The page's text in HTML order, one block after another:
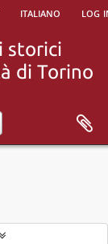
italiano log